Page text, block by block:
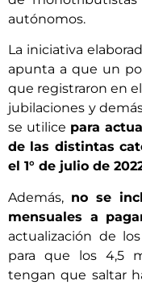
autónomos.
La iniciativa
apunta a que un
que registraron en
jubilaciones y
se utilice para
de las distintas
el 1° de julio de
Además, no se
mensuales a
actualización de
para que los 4,5
tengan que saltar